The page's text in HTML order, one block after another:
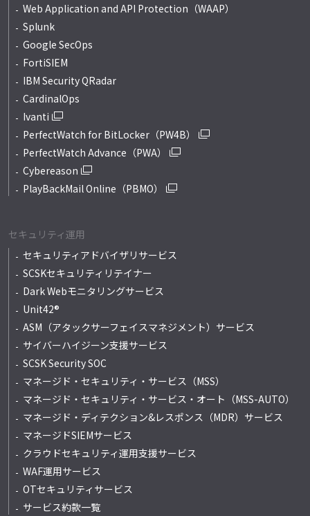
Web Application and API Protection（WAAP）
Splunk
Google SecOps
FortiSIEM
IBM Security QRadar
CardinalOps
Ivanti
PerfectWatch for BitLocker（PW4B）
PerfectWatch Advance（PWA）
Cybereason
PlayBackMail Online（PBMO）
セキュリティ運用
セキュリティアドバイザリサービス
SCSKセキュリティリテイナー
Dark Webモニタリングサービス
Unit42®
ASM（アタックサーフェイスマネジメント）サービス
サイバーハイジーン支援サービス
SCSK Security SOC
マネージド・セキュリティ・サービス（MSS）
マネージド・セキュリティ・サービス・オート （MSS-AUTO）
マネージド・ディテクション&レスポンス （MDR）サービス
マネージドSIEMサービス
クラウドセキュリティ運用支援サービス
WAF運用サービス
OTセキュリティサービス
サービス約款一覧